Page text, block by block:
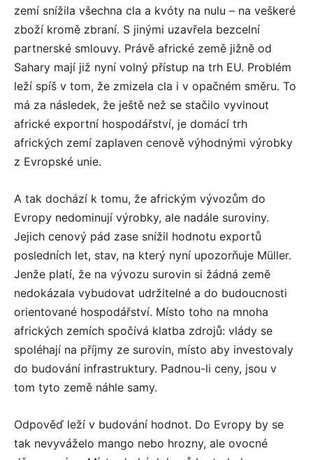
zemí snížila všechna cla a kvóty na nulu – na veškeré
zboží kromě zbraní. S jinými uzavřela bezcelní
partnerské smlouvy. Právě africké země jižně od
Sahary mají již nyní volný přístup na trh EU. Problém
leží spíš v tom, že zmizela cla i v opačném směru. To
má za následek, že ještě než se stačilo vyvinout
africké exportní hospodářství, je domácí trh
afrických zemí zaplaven cenově výhodnými výrobky
z Evropské unie.
A tak dochází k tomu, že africkým vývozům do
Evropy nedominují výrobky, ale nadále suroviny.
Jejich cenový pád zase snížil hodnotu exportů
posledních let, stav, na který nyní upozorňuje Müller.
Jenže platí, že na vývozu surovin si žádná země
nedokázala vybudovat udržitelné a do budoucnosti
orientované hospodářství. Místo toho na mnoha
afrických zemích spočívá klatba zdrojů: vlády se
spoléhají na příjmy ze surovin, místo aby investovaly
do budování infrastruktury. Padnou-li ceny, jsou v
tom tyto země náhle samy.
Odpověď leží v budování hodnot. Do Evropy by se
tak nevyváželo mango nebo hrozny, ale ovocné